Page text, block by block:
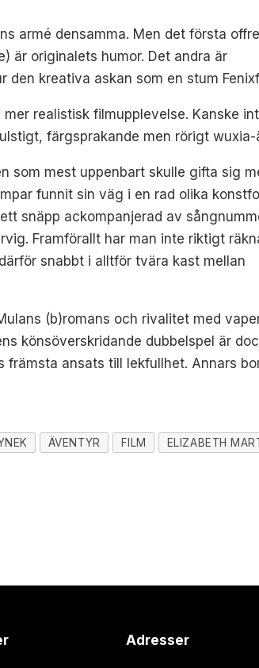
armé densamma. Men det första
är originalets humor. Det andra är
den kreativa askan som en stum
realistisk filmupplevelse. Kanske
färgsprakande men rörigt wuxia-
som mest uppenbart skulle gifta sig
funnit sin väg i en rad olika
snäpp ackompanjerad av
Framförallt har man inte riktigt
snabbt i alltför tvära kast mellan
(b)romans och rivalitet med
könsöverskridande dubbelspel är
ansats till lekfullhet. Annars
ÄVENTYR FILM
ELIZABETH
Adresser